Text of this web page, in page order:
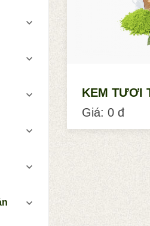
KEM TƯƠI
Giá: 0 đ